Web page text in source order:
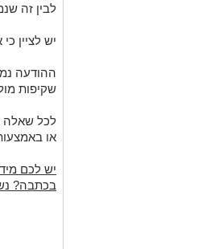
לבין זה
יש לציין כי את
ההודעה
שקיפות
או
יש לכם
בכתבה?